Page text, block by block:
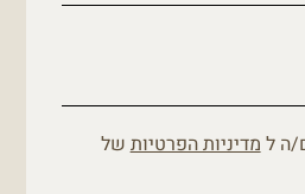
ה למדיניות הפרטיותשל